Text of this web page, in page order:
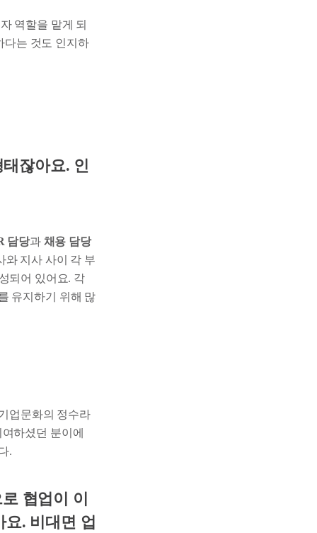
역할을 맡게 되
다는 것도 인지하
잖아요. 인
담당과 채용 담당
와 지사 사이 각 부
되어 있어요. 각
유지하기 위해 많
업문화의 정수라
하셨던 분이에
.
협업이 이
. 비대면 업